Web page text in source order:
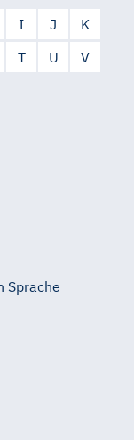
I J
K
T U
V
Sprache